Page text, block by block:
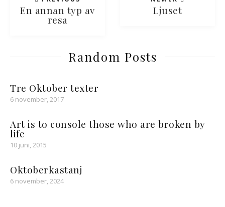
En annan typ av
resa
Ljuset
Random Posts
Tre Oktober texter
6 november, 2017
Art is to console those who are broken by
life
10 juni, 2015
Oktoberkastanj
6 november, 2024